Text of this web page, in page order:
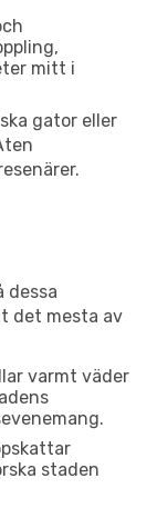
mitt i
gator eller
dessa
det mesta av
varmt väder
staden